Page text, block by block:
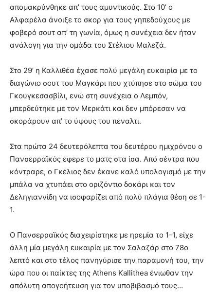
απομακρύνθηκε απ’ τους αμυντικούς. Στο 10’ ο
Αλφαρέλα άνοιξε το σκορ για τους γηπεδούχους με
φοβερό σουτ απ’ τη γωνία, όμως η συνέχεια δεν ήταν
ανάλογη για την ομάδα του Στέλιου Μαλεζά.
Στο 29’ η Καλλιθέα έχασε πολύ μεγάλη ευκαιρία με το
διαγώνιο σουτ του Μαγκάρι που χτύπησε στο σώμα του
Γκουγκεσασβίλι, ενώ στη συνέχεια ο Λεμπόν,
μπερδεύτηκε με τον Μερκάτι και δεν μπόρεσαν να
σκοράρουν απ’ το ύψους του πέναλτι.
Στα πρώτα 24 δευτερόλεπτα του δευτέρου ημιχρόνου ο
Πανσερραϊκός έφερε το ματς στα ίσα. Από σέντρα που
κόντραρε, ο Γκέλιος δεν έκανε καλό υπολογισμό με την
μπάλα να χτυπάει στο οριζόντιο δοκάρι και τον
Δεληγιαννίδη να ισοφαρίζει από πολύ πλάγια θέση σε 1-
1.
Ο Πανσερραϊκός διαχειρίστηκε με ηρεμία το 1-1, είχε
άλλη μία μεγάλη ευκαιρία με τον Σαλαζάρ στο 78ο
λεπτό και στο τέλος πανηγύρισε την παραμονή του, την
ώρα που οι παίκτες της Athens Kallithea ένιωθαν την
απόλυτη απογοήτευση για τον υποβιβασμό τους…